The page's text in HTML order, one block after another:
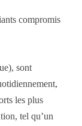
compromis
sont
les plus
tel qu’un